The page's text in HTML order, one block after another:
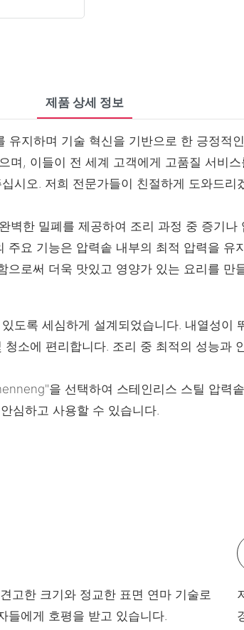
제품 상세 정보
지하며 기술 혁신을 기반으로 한 긍정적
, 이들이 전 세계 고객에게 고품질 서비
시오. 저희 전문가들이 친절하게 도와드
한 밀폐를 제공하여 조리 과정 중 증기
요 기능은 압력솥 내부의 최적 압력을
로써 더욱 맛있고 영양가 있는 요리를 만
도록 세심하게 설계되었습니다. 내열성이
소에 편리합니다. 조리 중 최적의 성능과
을 선택하여 스테인리스 스틸 압력
심하고 사용할 수 있습니다.
고한 크기와 정교한 표면 연마 기술로
들에게 호평을 받고 있습니다.